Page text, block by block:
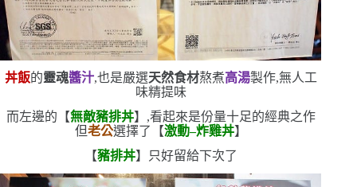
丼飯的靈魂醬汁,也是嚴選天然食材熬煮高湯製作,無人工
味精提味
而左邊的【無敵豬排丼】,看起來是份量十足的經典之作
但老公選擇了【激動–炸雞丼】
【豬排丼】只好留給下次了